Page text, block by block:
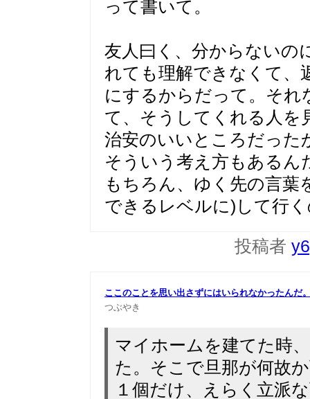
って書いて。
友人曰く、分からないの
れても理解できなくて、
にするからだって。それ
て、そうしてくれる人を
治安のいいところだった
そういう考え方もあるん
もちろん、ゆく先の言葉
できるレベルに)して行
投稿者
ここのことを思い出さずにはいられなかったんだ
つぶやき
マイホームを建てた時
た。そこで旦那が何故
１個だけ、えらく立派